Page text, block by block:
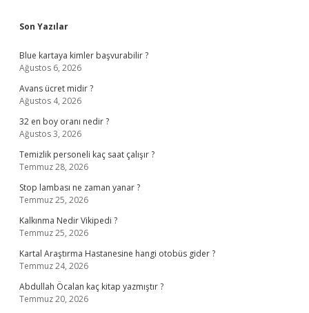
Sidebar
Son Yazılar
Blue kartaya kimler başvurabilir ?
Ağustos 6, 2026
Avans ücret midir ?
Ağustos 4, 2026
32 en boy oranı nedir ?
Ağustos 3, 2026
Temizlik personeli kaç saat çalışır ?
Temmuz 28, 2026
Stop lambası ne zaman yanar ?
Temmuz 25, 2026
Kalkınma Nedir Vikipedi ?
Temmuz 25, 2026
Kartal Araştırma Hastanesine hangi otobüs gider ?
Temmuz 24, 2026
Abdullah Öcalan kaç kitap yazmıştır ?
Temmuz 20, 2026